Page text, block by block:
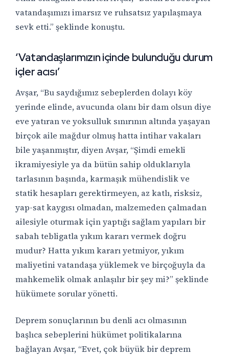
vatandaşımızı imarsız ve ruhsatsız yapılaşmaya
sevk etti.” şeklinde konuştu.
‘Vatandaşlarımızın içinde bulunduğu durum
içler acısı’
Avşar, “Bu saydığımız sebeplerden dolayı köy
yerinde elinde, avucunda olanı bir dam olsun diye
eve yatıran ve yoksulluk sınırının altında yaşayan
birçok aile mağdur olmuş hatta intihar vakaları
bile yaşanmıştır, diyen Avşar, “Şimdi emekli
ikramiyesiyle ya da bütün sahip olduklarıyla
tarlasının başında, karmaşık mühendislik ve
statik hesapları gerektirmeyen, az katlı, risksiz,
yap-sat kaygısı olmadan, malzemeden çalmadan
ailesiyle oturmak için yaptığı sağlam yapıları bir
sabah tebligatla yıkım kararı vermek doğru
mudur? Hatta yıkım kararı yetmiyor, yıkım
maliyetini vatandaşa yüklemek ve birçoğuyla da
mahkemelik olmak anlaşılır bir şey mi?” şeklinde
hükümete sorular yönetti.
Deprem sonuçlarının bu denli acı olmasının
başlıca sebeplerini hükümet politikalarına
bağlayan Avşar, “Evet, çok büyük bir deprem